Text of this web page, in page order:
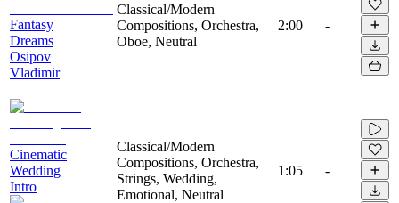
Fantasy
Dreams
Osipov
Vladimir
Classical/Modern
Compositions, Orchestra,
Oboe, Neutral
2:00 -
Cinematic
Wedding
Intro
Classical/Modern
Compositions, Orchestra,
Strings, Wedding,
Emotional, Neutral
1:05 -